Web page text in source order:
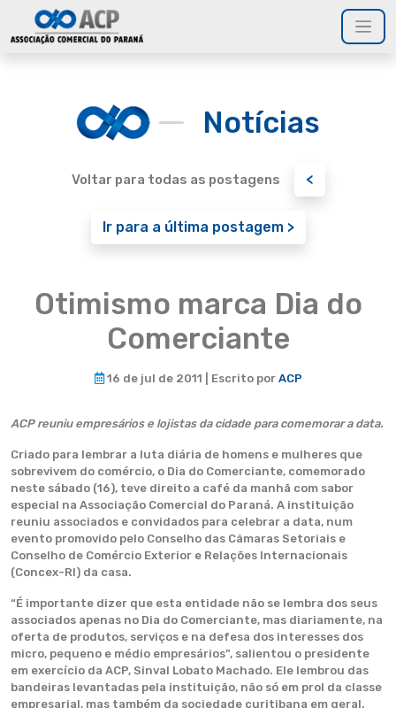
Notícias
Voltar para todas as postagens <
Ir para a última postagem >
Otimismo marca Dia do
Comerciante
16 de jul de 2011 | Escrito por ACP
ACP reuniu empresários e lojistas da cidade para comemorar a data.
Criado para lembrar a luta diária de homens e mulheres que
sobrevivem do comércio, o Dia do Comerciante, comemorado
neste sábado (16), teve direito a café da manhã com sabor
especial na Associação Comercial do Paraná. A instituição
reuniu associados e convidados para celebrar a data, num
evento promovido pelo Conselho das Câmaras Setoriais e
Conselho de Comércio Exterior e Relações Internacionais
(Concex-RI) da casa.
“É importante dizer que esta entidade não se lembra dos seus
associados apenas no Dia do Comerciante, mas diariamente, na
oferta de produtos, serviços e na defesa dos interesses dos
micro, pequeno e médio empresários”, salientou o presidente
em exercício da ACP, Sinval Lobato Machado. Ele lembrou das
bandeiras levantadas pela instituição, não só em prol da classe
empresarial, mas também da sociedade curitibana em geral.